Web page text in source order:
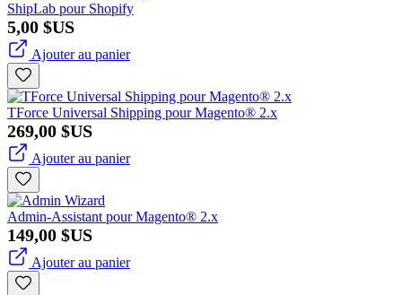
ShipLab pour Shopify
5,00 $US
Ajouter au panier
TForce Universal Shipping pour Magento® 2.x
269,00 $US
Ajouter au panier
Admin-Assistant pour Magento® 2.x
149,00 $US
Ajouter au panier